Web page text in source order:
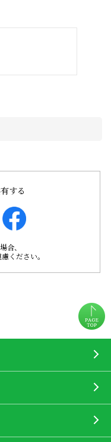
する
合、
ください。